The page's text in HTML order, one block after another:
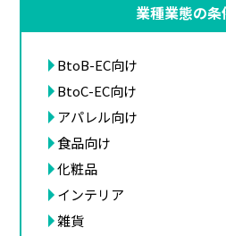
業種業態の条
BtoB-EC向け
BtoC-EC向け
アパレル向け
食品向け
化粧品
インテリア
雑貨